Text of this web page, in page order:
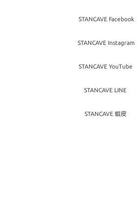
STANCAVE Facebook
STANCAVE Instagram
STANCAVE YouTube
STANCAVE LINE
STANCAVE 蝦皮